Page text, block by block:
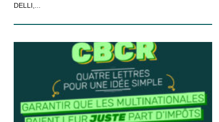
DELLI,...